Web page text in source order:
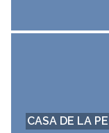
GALERÍA DE